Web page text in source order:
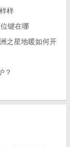
样
键在哪
之星地暖如何开
？